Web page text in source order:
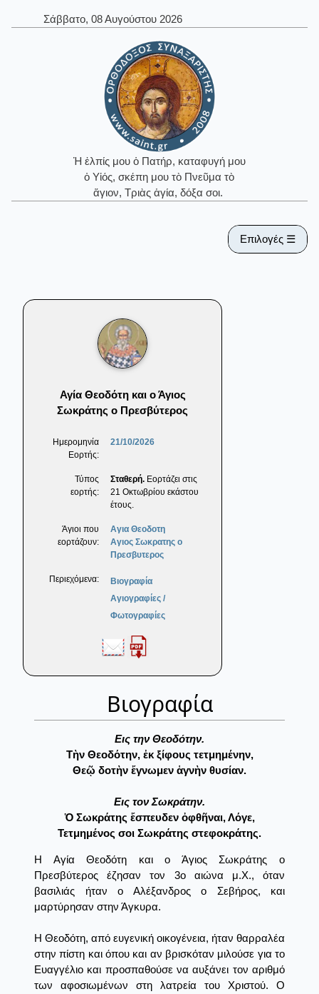
Σάββατο, 08 Αυγούστου 2026
Ἡ ἐλπίς μου ὁ Πατήρ, καταφυγή μου
ὁ Υἱός, σκέπη μου τὸ Πνεῦμα τὸ
ἅγιον, Τριὰς ἁγία, δόξα σοι.
Επιλογές ☰
Αγία Θεοδότη και ο Άγιος
Σωκράτης ο Πρεσβύτερος
Ημερομηνία
Εορτής:
21/10/2026
Τύπος
εορτής:
Σταθερή. Εορτάζει στις
21 Οκτωβρίου εκάστου
έτους.
Άγιοι που
εορτάζουν:
Αγια Θεοδοτη
Αγιος Σωκρατης ο
Πρεσβυτερος
Περιεχόμενα:
Βιογραφία
Αγιογραφίες /
Φωτογραφίες
Βιογραφία
Eις την Θεοδότην.
Τὴν Θεοδότην, ἐκ ξίφους τετμημένην,
Θεῷ δοτὴν ἔγνωμεν ἁγνὴν θυσίαν.
Eις τον Σωκράτην.
Ὁ Σωκράτης ἔσπευδεν ὀφθῆναι, Λόγε,
Τετμημένος σοι Σωκράτης στεφοκράτης.
Η Αγία Θεοδότη και ο Άγιος Σωκράτης ο
Πρεσβύτερος έζησαν τον 3ο αιώνα μ.Χ., όταν
βασιλιάς ήταν ο Αλέξανδρος ο Σεβήρος, και
μαρτύρησαν στην Άγκυρα.
Η Θεοδότη, από ευγενική οικογένεια, ήταν θαρραλέα
στην πίστη και όπου και αν βρισκόταν μιλούσε για το
Ευαγγέλιο και προσπαθούσε να αυξάνει τον αριθμό
των αφοσιωμένων στη λατρεία του Χριστού. Ο